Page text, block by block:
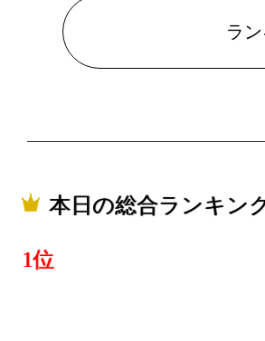
ラ
本日の総合ランキン
1位